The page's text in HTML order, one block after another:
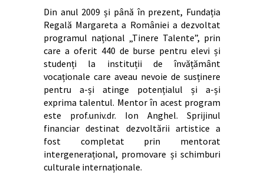
Din anul 2009 și până în prezent, Fundația
Regală Margareta a României a dezvoltat
programul național „Tinere Talente”, prin
care a oferit 440 de burse pentru elevi și
studenți la instituții de învățământ
vocaționale care aveau nevoie de susținere
pentru a-și atinge potențialul și a-și
exprima talentul. Mentor în acest program
este prof.univ.dr. Ion Anghel. Sprijinul
financiar destinat dezvoltării artistice a
fost completat prin mentorat
intergenerațional, promovare și schimburi
culturale internaționale.